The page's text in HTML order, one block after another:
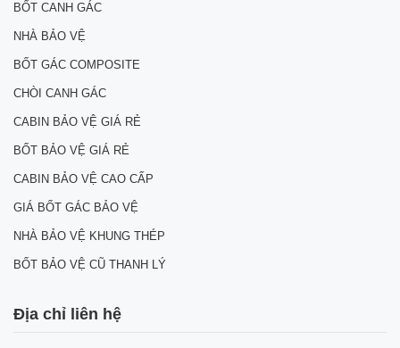
BỐT CANH GÁC
NHÀ BẢO VỆ
BỐT GÁC COMPOSITE
CHÒI CANH GÁC
CABIN BẢO VỆ GIÁ RẺ
BỐT BẢO VỆ GIÁ RẺ
CABIN BẢO VỆ CAO CẤP
GIÁ BỐT GÁC BẢO VỆ
NHÀ BẢO VỆ KHUNG THÉP
BỐT BẢO VỆ CŨ THANH LÝ
Địa chỉ liên hệ